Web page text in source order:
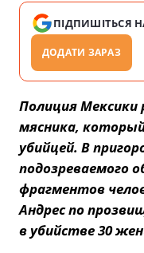
ПІДПИШІТЬСЯ
ДОДАТИ ЗАРАЗ
Полиция Мексики
мясника,
убийцей. В
подозреваемого
фрагментов
Андрес по
в убийстве 30